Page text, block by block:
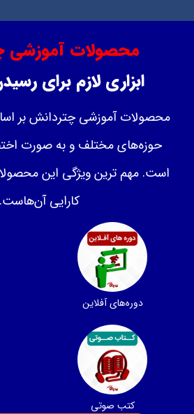
محصولات آموزشی
ابزاری لازم برای
محصولات آموزشی چتردانش بر
حوزه‌های مختلف و به صورت
است. مهم ترین ویژگی این
کارایی آن‌هاست.
دوره‌های آفلاین
کتب صوتی